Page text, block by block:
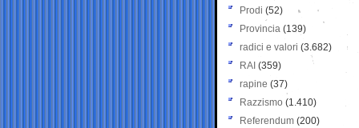
Prodi (52)
Provincia (139)
radici e valori (3.682)
RAI (359)
rapine (37)
Razzismo (1.410)
Referendum (200)